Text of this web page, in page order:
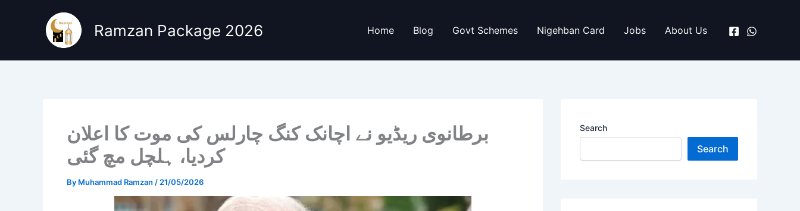
Ramzan Package 2026 Home Blog Govt Schemes Nigehban Card Jobs About Us
برطانوی ریڈیو نے اچانک کنگ چارلس کی موت کا اعلان
کردیا، ہلچل مچ گئی
By Muhammad Ramzan / 21/05/2026
Search
Search